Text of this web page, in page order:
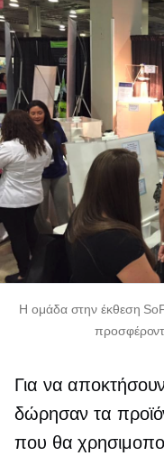
Η ομάδα στην έκθεση
Για να
δώρησαν τα
που θα